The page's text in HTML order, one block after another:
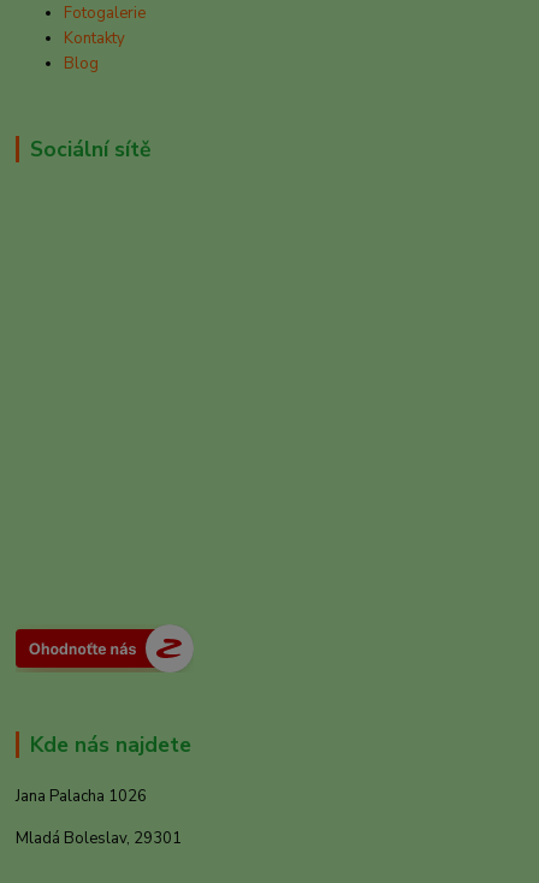
Fotogalerie
Kontakty
Blog
Sociální sítě
Kde nás najdete
Jana Palacha 1026
Mladá Boleslav, 29301